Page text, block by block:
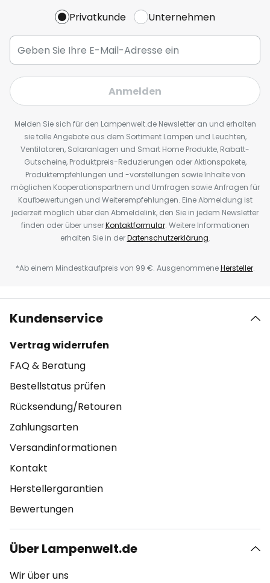
Privatkunde Unternehmen
Anmelden
Melden Sie sich für den Lampenwelt.de Newsletter an und erhalten
sie tolle Angebote aus dem Sortiment Lampen und Leuchten,
Ventilatoren, Solaranlagen und Smart Home Produkte, Rabatt-
Gutscheine, Produktpreis-Reduzierungen oder Aktionspakete,
Produktempfehlungen und -vorstellungen sowie Inhalte von
möglichen Kooperationspartnern und Umfragen sowie Anfragen für
Kaufbewertungen und Weiterempfehlungen. Eine Abmeldung ist
jederzeit möglich über den Abmeldelink, den Sie in jedem Newsletter
finden oder über unserKontaktformular. Weitere Informationen
erhalten Sie in derDatenschutzerklärung.
*Ab einem Mindestkaufpreis von 99 €. AusgenommeneHersteller.
Kundenservice
Vertrag widerrufen
FAQ & Beratung
Bestellstatus prüfen
Rücksendung/Retouren
Zahlungsarten
Versandinformationen
Kontakt
Herstellergarantien
Bewertungen
Über Lampenwelt.de
Wir über uns